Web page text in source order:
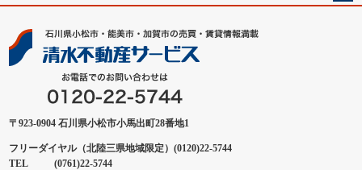
〒923-0904 石川県小松市小馬出町28番地1
フリーダイヤル（北陸三県地域限定）(0120)22-5744
TEL
(0761)22-5744